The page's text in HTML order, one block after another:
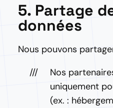
5. Partage
données
Nous pouvons
Nos
uniquement
(ex. :